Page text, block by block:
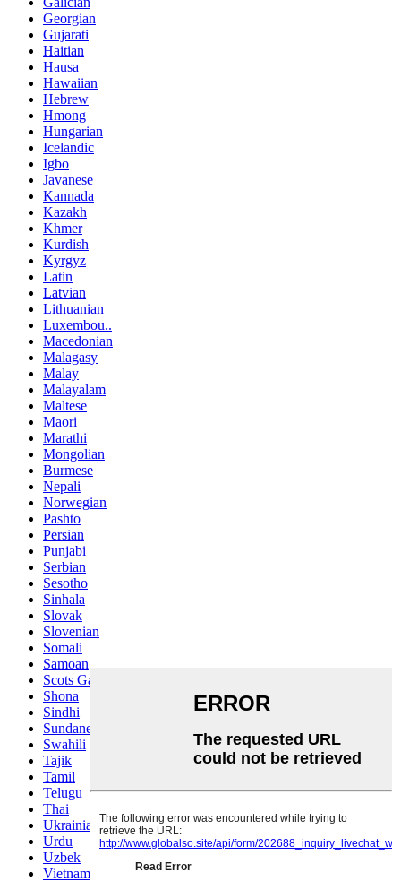
Georgian
Gujarati
Haitian
Hausa
Hawaiian
Hebrew
Hmong
Hungarian
Icelandic
Igbo
Javanese
Kannada
Kazakh
Khmer
Kurdish
Kyrgyz
Latin
Latvian
Lithuanian
Luxembou..
Macedonian
Malagasy
Malay
Malayalam
Maltese
Maori
Marathi
Mongolian
Burmese
Nepali
Norwegian
Pashto
Persian
Punjabi
Serbian
Sesotho
Sinhala
Slovak
Slovenian
Somali
Samoan
Scots Gaelic
Shona
Sindhi
Sundanese
Swahili
Tajik
Tamil
Telugu
Thai
Ukrainian
Urdu
Uzbek
Vietnamese